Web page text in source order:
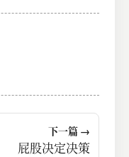
下一篇 →
屁股决定决策